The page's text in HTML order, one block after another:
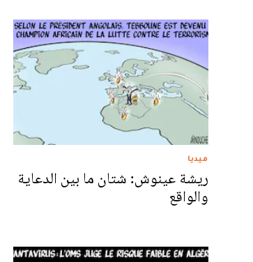
ميديا
ريشة عينوش: شتان ما بين الدعاية
والواقع